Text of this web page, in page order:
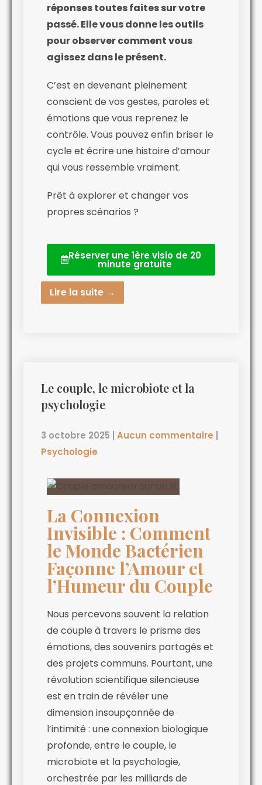
réponses toutes faites sur votre
passé. Elle vous donne les outils
pour observer comment vous
agissez dans le présent.
C’est en devenant pleinement
conscient de vos gestes, paroles et
émotions que vous reprenez le
contrôle. Vous pouvez enfin briser le
cycle et écrire une histoire d’amour
qui vous ressemble vraiment.
Prêt à explorer et changer vos
propres scénarios ?
Réserver une 1ère visio de 20
minute gratuite
Lire la suite →
Le couple, le microbiote et la
psychologie
3 octobre 2025 Aucun commentaire
Psychologie
La Connexion
Invisible : Comment
le Monde Bactérien
Façonne l’Amour et
l’Humeur du Couple
Nous percevons souvent la relation
de couple à travers le prisme des
émotions, des souvenirs partagés et
des projets communs. Pourtant, une
révolution scientifique silencieuse
est en train de révéler une
dimension insoupçonnée de
l’intimité : une connexion biologique
profonde, entre le couple, le
microbiote et la psychologie,
orchestrée par les milliards de